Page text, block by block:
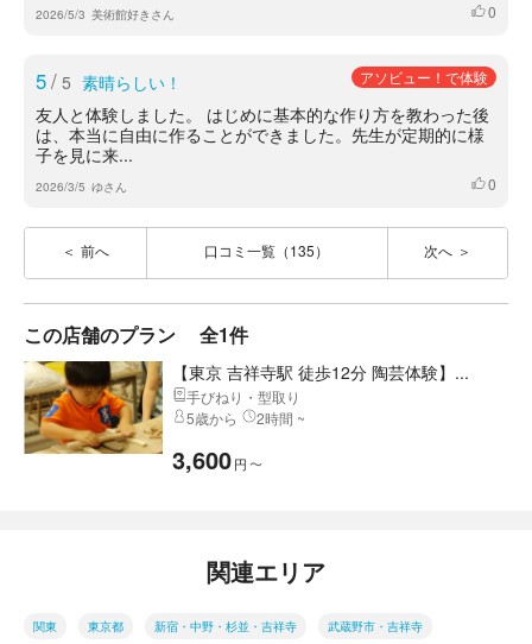
2026/5/3 美術館好きさん いいね
0
5/ 5 素晴らしい！ アソビュー！で体験
友人と体験しました。 はじめに基本的な作り方を教わった後
は、本当に自由に作ることができました。先生が定期的に様
子を見に来...
2026/3/5 ゆさん いいね
0
前へ 口コミ一覧（135） 次へ
この店舗のプラン 全1件
【東京 吉祥寺駅 徒歩12分 陶芸体験】...
手びねり・型取り
5歳から
2時間 ~
3,600円 〜
関連エリア
関東 東京都 新宿・中野・杉並・吉祥寺 武蔵野市・吉祥寺